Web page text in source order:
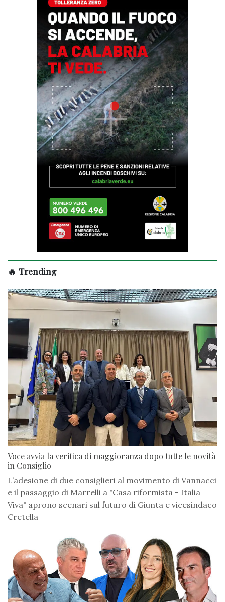
🔥 Trending
Voce avvia la verifica di maggioranza dopo tutte le novità
in Consiglio
L’adesione di due consiglieri al movimento di Vannacci
e il passaggio di Marrelli a "Casa riformista - Italia
Viva" aprono scenari sul futuro di Giunta e vicesindaco
Cretella